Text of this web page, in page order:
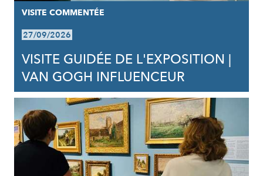
VISITE COMMENTÉE
27/09/2026
VISITE GUIDÉE DE L'EXPOSITION |
VAN GOGH INFLUENCEUR